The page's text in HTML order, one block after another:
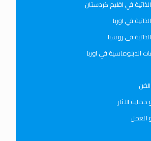
في اقليم كردستان
في اوربا
في روسيا
الدبلوماسية في اوربا
الآثار
العمل